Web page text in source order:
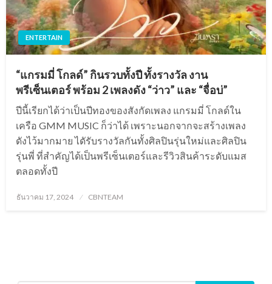
ENTERTAIN
“แกรมมี่ โกลด์” กินรวบทั้งปี ทั้งรางวัล งาน
พรีเซ็นเตอร์ พร้อม 2 เพลงดัง “ว่าว” และ “จื่อบ่”
ปีนี้เรียกได้ว่าเป็นปีทองของสังกัดเพลง แกรมมี่ โกลด์ใน
เครือ GMM MUSIC ก็ว่าได้ เพราะนอกจากจะสร้างเพลง
ดังไว้มากมาย ไดัรับรางวัลกันทั้งศิลปินรุ่นใหม่และศิลปิน
รุ่นพี่ ที่สำคัญได้เป็นพรีเซ็นเตอร์และรีวิวสินค้าระดับแมส
ตลอดทั้งปี
Posted
ธันวาคม 17, 2024 CBNTEAM